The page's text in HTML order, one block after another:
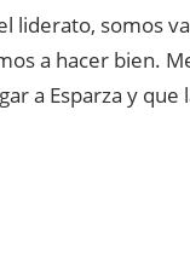
liderato, somos
a hacer bien.
a Esparza y que